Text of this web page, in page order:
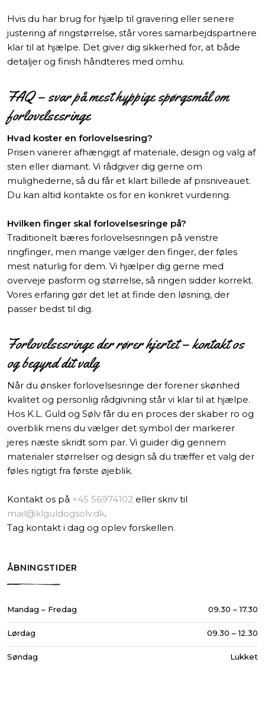
Hvis du har brug for hjælp til gravering eller senere
justering af ringstørrelse, står vores samarbejdspartnere
klar til at hjælpe. Det giver dig sikkerhed for, at både
detaljer og finish håndteres med omhu.
FAQ – svar på mest hyppige spørgsmål om
forlovelsesringe
Hvad koster en forlovelsesring?
Prisen varierer afhængigt af materiale, design og valg af
sten eller diamant. Vi rådgiver dig gerne om
mulighederne, så du får et klart billede af prisniveauet.
Du kan altid kontakte os for en konkret vurdering.
Hvilken finger skal forlovelsesringe på?
Traditionelt bæres forlovelsesringen på venstre
ringfinger, men mange vælger den finger, der føles
mest naturlig for dem. Vi hjælper dig gerne med
overveje pasform og størrelse, så ringen sidder korrekt.
Vores erfaring gør det let at finde den løsning, der
passer bedst til dig.
Forlovelsesringe der rører hjertet – kontakt os
og begynd dit valg
Når du ønsker forlovelsesringe der forener skønhed
kvalitet og personlig rådgivning står vi klar til at hjælpe.
Hos K.L. Guld og Sølv får du en proces der skaber ro og
overblik mens du vælger det symbol der markerer
jeres næste skridt som par. Vi guider dig gennem
materialer størrelser og design så du træffer et valg der
føles rigtigt fra første øjeblik.
Kontakt os på +45 56974102 eller skriv til
mail@klguldogsolv.dk.
Tag kontakt i dag og oplev forskellen.
ÅBNINGSTIDER​
Mandag – Fredag 09.30 – 17.30​
Lørdag 09.30 – 12.30​
Søndag Lukket